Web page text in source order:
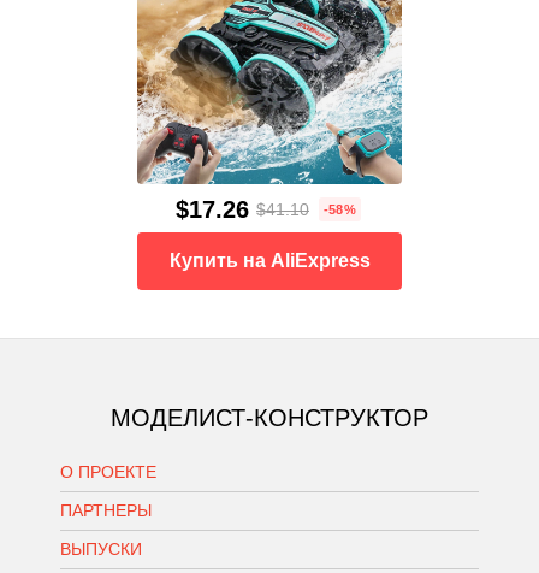
$17.26 $41.10 -58%
Купить на AliExpress
МОДЕЛИСТ-КОНСТРУКТОР
О ПРОЕКТЕ
ПАРТНЕРЫ
ВЫПУСКИ